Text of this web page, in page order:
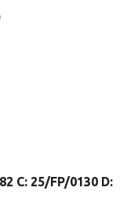
C: 25/FP/0130 D: